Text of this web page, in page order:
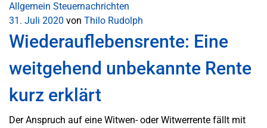
Allgemein Steuernachrichten
31. Juli 2020 von Thilo Rudolph
Wiederauflebensrente: Eine
weitgehend unbekannte Rente
kurz erklärt
Der Anspruch auf eine Witwen- oder Witwerrente fällt mit